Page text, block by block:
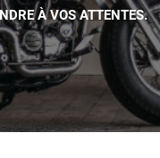
À VOS ATTENTES.